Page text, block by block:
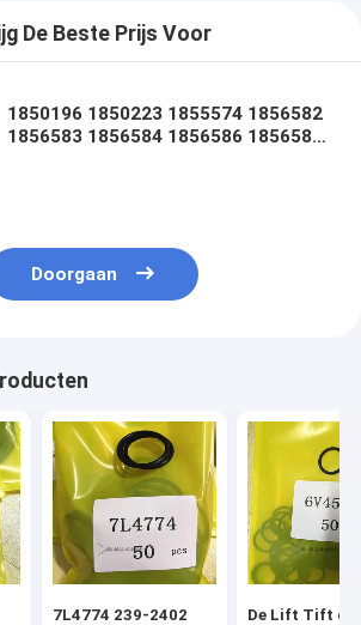
De Beste Prijs Voor
1850196 1850223 1855574 1856582
1856583 1856584 1856586 1856587
Doorgaan
7L4774 239-2402
De Lift Tift die